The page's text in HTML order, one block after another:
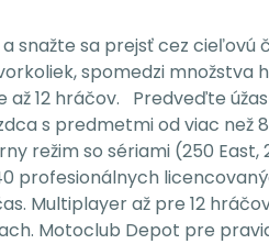
sa prejsť cez
spomedzi
12 hráčov. Predveďte
s predmetmi od viac
režim so sériami (250
profesionálnych
Multiplayer až pre 12
Motoclub Depot pre